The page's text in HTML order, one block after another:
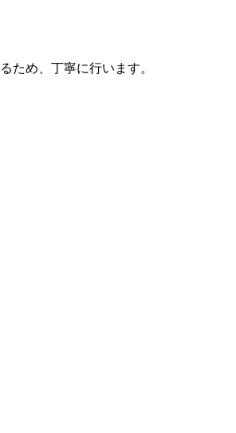
ため、丁寧に行います。